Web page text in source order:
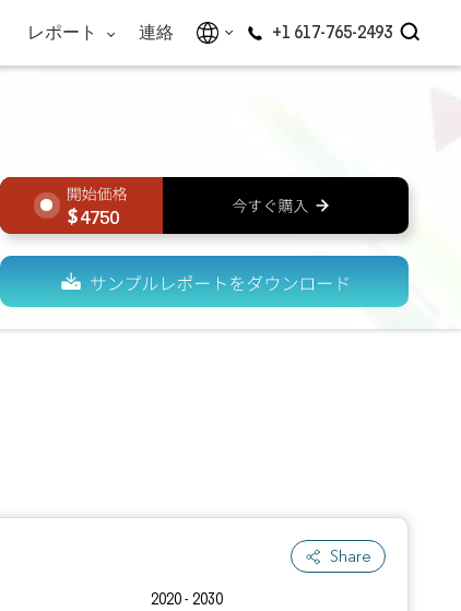
レポート 連絡 +1 617-765-2493
4750
Share
2020 - 2030